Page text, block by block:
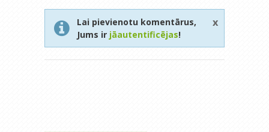
Lai pievienotu komentārus,
Jums ir jāautentificējas!
x